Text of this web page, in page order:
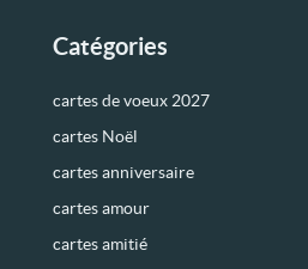
Catégories
cartes de voeux 2027
cartes Noël
cartes anniversaire
cartes amour
cartes amitié